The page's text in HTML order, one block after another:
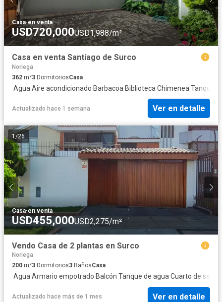
Casa·en venta
USD720,000USD1,988/m²
Casa en venta Santiago de Surco
Noriega
362 m²3 DormitoriosCasa
·Agua·Aire acondicionado·Barbacoa·Biblioteca·Chimenea·Tanque
Actualizado hace 1 semana Ver en detalle
1 /26
Casa·en venta
USD455,000USD2,275/m²
Vendo Casa de 2 plantas en Surco
Noriega
200 m²3 Dormitorios3 BañosCasa
·Agua·Armario empotrado·Balcón·Tanque de agua·Cuarto de
Actualizado hace más de 1 mes Ver en detalle